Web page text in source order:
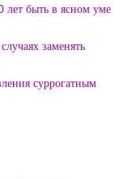
лет быть в ясном уме
заменять
суррогатным